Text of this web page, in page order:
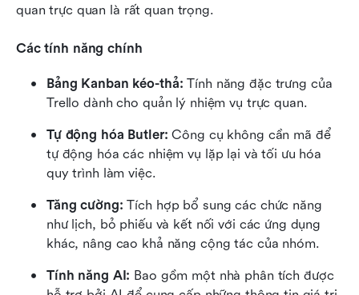
quan trực quan là rất quan trọng.
Các tính năng chính
Bảng Kanban kéo-thả: Tính năng đặc trưng của
Trello dành cho quản lý nhiệm vụ trực quan.
Tự động hóa Butler: Công cụ không cần mã để
tự động hóa các nhiệm vụ lặp lại và tối ưu hóa
quy trình làm việc.
Tăng cường: Tích hợp bổ sung các chức năng
như lịch, bỏ phiếu và kết nối với các ứng dụng
khác, nâng cao khả năng cộng tác của nhóm.
Tính năng AI: Bao gồm một nhà phân tích được